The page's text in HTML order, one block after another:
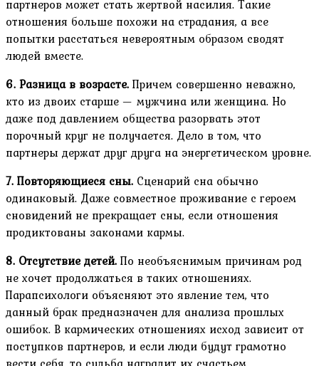
партнеров может стать жертвой насилия. Такие
отношения больше похожи на страдания, а все
попытки расстаться невероятным образом сводят
людей вместе.
6. Разница в возрасте. Причем совершенно неважно,
кто из двоих старше — мужчина или женщина. Но
даже под давлением общества разорвать этот
порочный круг не получается. Дело в том, что
партнеры держат друг друга на энергетическом уровне.
7. Повторяющиеся сны. Сценарий сна обычно
одинаковый. Даже совместное проживание с героем
сновидений не прекращает сны, если отношения
продиктованы законами кармы.
8. Отсутствие детей. По необъяснимым причинам род
не хочет продолжаться в таких отношениях.
Парапсихологи объясняют это явление тем, что
данный брак предназначен для анализа прошлых
ошибок. В кармических отношениях исход зависит от
поступков партнеров, и если люди будут грамотно